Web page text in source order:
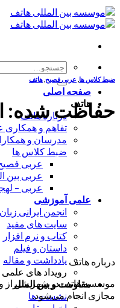
جستجو
برای:
صفحه اصلی
هاتف
درباره هاتف
تفاهم و همکاری
مدرسان و
ضبط کلاس ها
عربی
عربی بین
عربی –
علمی آموزشی
انجمن ایرانی
سایت های مفید
کتاب و نرم افزار
داستان و فیلم
یادداشت و مقاله
رویداد های علمی
مقاومت و بین الملل
نشست ها
ضبط کلاس ها عربی فصیح هاتف
حفاظت شده:
درباره هاتف
موسسه هاتف در شهر شیراز
مجازی انجام می‌شود.